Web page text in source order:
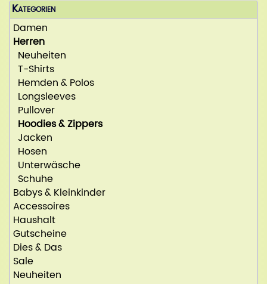
Kategorien
Damen
Herren
Neuheiten
T-Shirts
Hemden & Polos
Longsleeves
Pullover
Hoodies & Zippers
Jacken
Hosen
Unterwäsche
Schuhe
Babys & Kleinkinder
Accessoires
Haushalt
Gutscheine
Dies & Das
Sale
Neuheiten